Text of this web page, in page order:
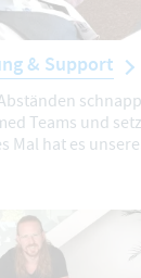
& Support
Teams und
Mal hat es